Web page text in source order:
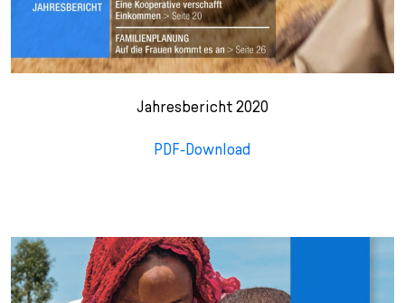
Jahresbericht 2020
PDF-Download